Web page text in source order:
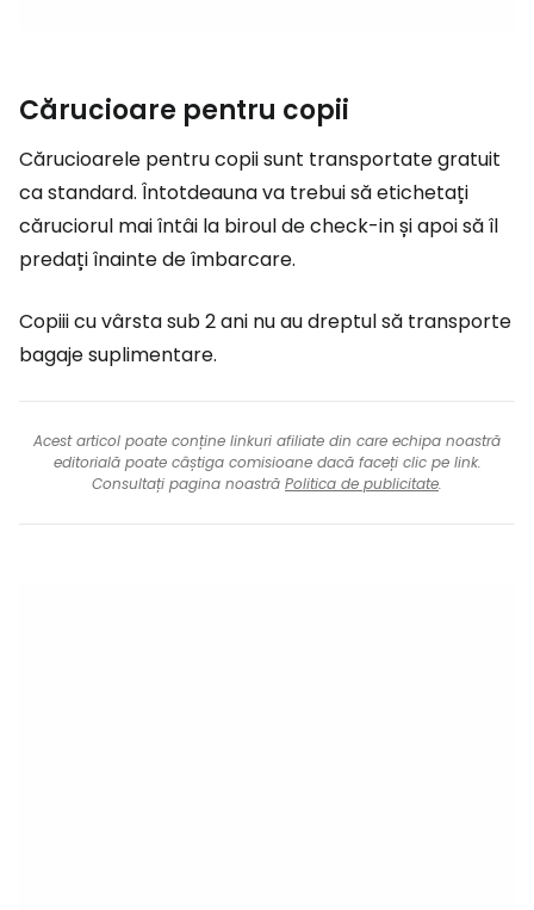
Cărucioare pentru copii
Cărucioarele pentru copii sunt transportate gratuit
ca standard. Întotdeauna va trebui să etichetați
căruciorul mai întâi la biroul de check-in și apoi să îl
predați înainte de îmbarcare.
Copiii cu vârsta sub 2 ani nu au dreptul să transporte
bagaje suplimentare.
Acest articol poate conține linkuri afiliate din care echipa noastră
editorială poate câștiga comisioane dacă faceți clic pe link.
Consultați pagina noastră Politica de publicitate.